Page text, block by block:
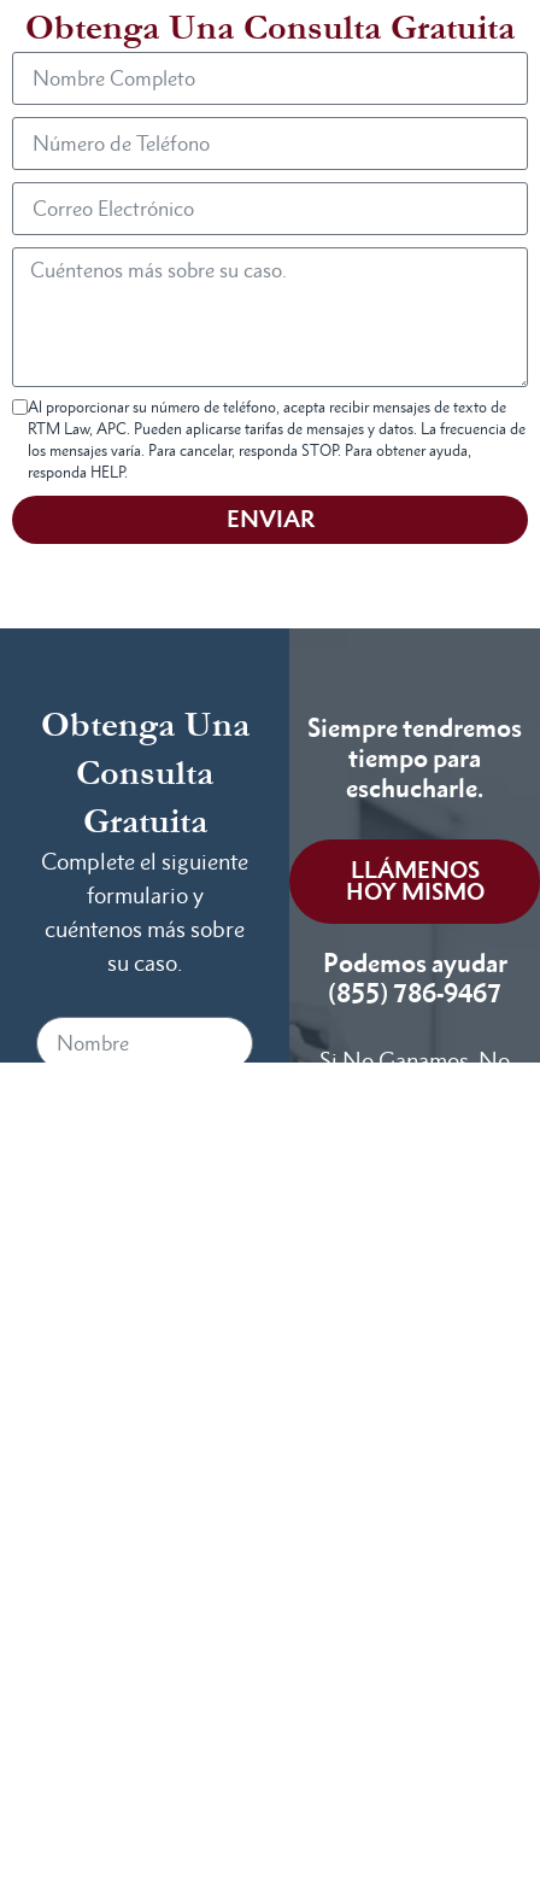
Obtenga Una Consulta Gratuita
Al proporcionar su número de teléfono, acepta recibir mensajes de texto de
RTM Law, APC. Pueden aplicarse tarifas de mensajes y datos. La frecuencia de
los mensajes varía. Para cancelar, responda STOP. Para obtener ayuda,
responda HELP.
ENVIAR
Obtenga Una
Consulta
Gratuita
Complete el siguiente
formulario y
cuéntenos más sobre
su caso.
Siempre tendremos
tiempo para
eschucharle.
LLÁMENOS
HOY MISMO
Podemos ayudar
(855) 786-9467
Si No Ganamos, No